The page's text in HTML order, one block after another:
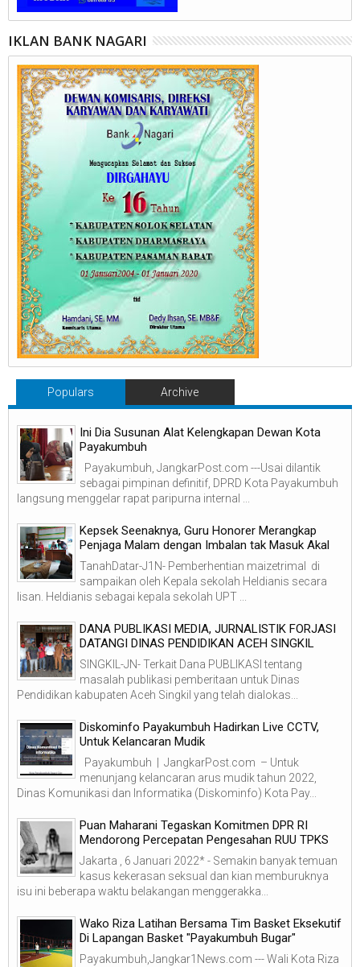
IKLAN BANK NAGARI
Populars Archive
Ini Dia Susunan Alat Kelengkapan Dewan Kota
Payakumbuh
Payakumbuh, JangkarPost.com ---Usai dilantik
sebagai pimpinan definitif, DPRD Kota Payakumbuh
langsung menggelar rapat paripurna internal ...
Kepsek Seenaknya, Guru Honorer Merangkap
Penjaga Malam dengan Imbalan tak Masuk Akal
TanahDatar-J1N- Pemberhentian maizetrimal di
sampaikan oleh Kepala sekolah Heldianis secara
lisan. Heldianis sebagai kepala sekolah UPT ...
DANA PUBLIKASI MEDIA, JURNALISTIK FORJASI
DATANGI DINAS PENDIDIKAN ACEH SINGKIL
SINGKIL-JN- Terkait Dana PUBLIKASI tentang
masalah publikasi pemberitaan untuk Dinas
Pendidikan kabupaten Aceh Singkil yang telah dialokas...
Diskominfo Payakumbuh Hadirkan Live CCTV,
Untuk Kelancaran Mudik
Payakumbuh | JangkarPost.com – Untuk
menunjang kelancaran arus mudik tahun 2022,
Dinas Komunikasi dan Informatika (Diskominfo) Kota Pay...
Puan Maharani Tegaskan Komitmen DPR RI
Mendorong Percepatan Pengesahan RUU TPKS
Jakarta , 6 Januari 2022* - Semakin banyak temuan
kasus kekerasan seksual dan kian memburuknya
isu ini beberapa waktu belakangan menggerakka...
Wako Riza Latihan Bersama Tim Basket Eksekutif
Di Lapangan Basket "Payakumbuh Bugar"
Payakumbuh,Jangkar1News.com --- Wali Kota Riza